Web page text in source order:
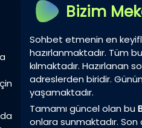
Bizim
Sohbet etmenin en
hazırlanmaktadır. Tüm bu
kılmaktadır. Hazırlanan
adreslerden biridir.
yaşamaktadır.
Tamamı güncel olan bu
onlara sunmaktadır.